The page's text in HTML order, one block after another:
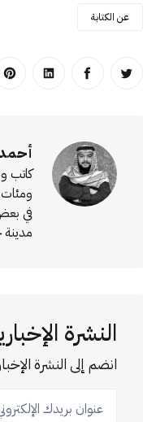
عن الكتابة
انشر على تويتر
انشر علىانشر على
كاتب
في
النشرة
انضم إلى النشرة
عنوان بريدك الإلكتروني